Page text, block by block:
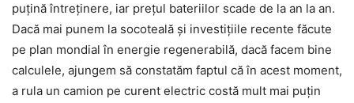
puțină întreținere, iar prețul bateriilor scade de la an la an.
Dacă mai punem la socoteală și investițiile recente făcute
pe plan mondial în energie regenerabilă, dacă facem bine
calculele, ajungem să constatăm faptul că în acest moment,
a rula un camion pe curent electric costă mult mai puțin